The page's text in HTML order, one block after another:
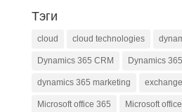
Тэги
cloud cloud technologies
Dynamics 365 CRM Dynamics
dynamics 365 marketing
Microsoft office 365 Microsoft